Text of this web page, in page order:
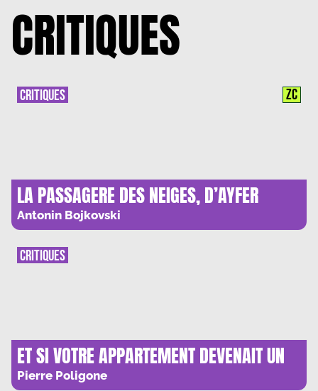
CRITIQUES
LA PASSAGERE DES NEIGES, D’AYFER
TUNC : LES HOMMES D’HUBRIS
Antonin Bojkovski
CRITIQUES ZC
ET SI VOTRE APPARTEMENT DEVENAIT UN
PIEGE DE CHAIR ?
Pierre Poligone
CRITIQUES